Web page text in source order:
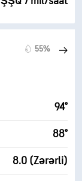
55%
94°
88°
8.0 (Zərərli)